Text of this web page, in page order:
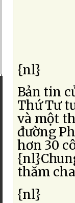
{nl}
Bản tin
Thứ Tư
và một
đường
hơn 30
thăm
{nl}